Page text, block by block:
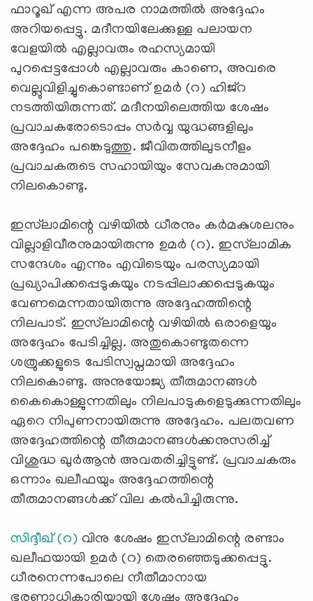
ഫാറൂഖ് എന്ന അപര നാമത്തില്‍ അദ്ദേഹം
അറിയപ്പെട്ടു. മദീനയിലേക്കുള്ള പലായന
വേളയില്‍ എല്ലാവരും രഹസ്യമായി
പുറപ്പെട്ടപ്പോള്‍ എല്ലാവരും കാണെ, അവരെ
വെല്ലുവിളിച്ചുകൊണ്ടാണ് ഉമര്‍ (റ) ഹിജ്‌റ
നടത്തിയിരുന്നത്. മദീനയിലെത്തിയ ശേഷം
പ്രവാചകരോടൊപ്പം സര്‍വ്വ യുദ്ധങ്ങളിലും
അദ്ദേഹം പങ്കെടുത്തു. ജീവിതത്തിലുടനീളം
പ്രവാചകരുടെ സഹായിയും സേവകനുമായി
നിലകൊണ്ടു.
ഇസ്‌ലാമിന്റെ വഴിയില്‍ ധീരനും കര്‍മകുശലനും
വില്ലാളിവീരനുമായിരുന്നു ഉമര്‍ (റ). ഇസ്‌ലാമിക
സന്ദേശം എന്നും എവിടെയും പരസ്യമായി
പ്രഖ്യാപിക്കപ്പെടുകയും നടപ്പിലാക്കപ്പെടുകയും
വേണമെന്നതായിരുന്നു അദ്ദേഹത്തിന്റെ
നിലപാട്. ഇസ്‌ലാമിന്റെ വഴിയില്‍ ഒരാളെയും
അദ്ദേഹം പേടിച്ചില്ല. അതുകൊണ്ടുതന്നെ
ശത്രുക്കളുടെ പേടിസ്വപ്നമായി അദ്ദേഹം
നിലകൊണ്ടു. അനുയോജ്യ തീരുമാനങ്ങള്‍
കൈകൊള്ളുന്നതിലും നിലപാടുകളെടുക്കുന്നതിലും
ഏറെ നിപുണനായിരുന്നു അദ്ദേഹം. പലതവണ
അദ്ദേഹത്തിന്റെ തീരുമാനങ്ങള്‍ക്കനുസരിച്ച്
വിശുദ്ധ ഖുര്‍ആന്‍ അവതരിച്ചിട്ടുണ്ട്. പ്രവാചകരും
ഒന്നാം ഖലീഫയും അദ്ദേഹത്തിന്റെ
തീരുമാനങ്ങള്‍ക്ക് വില കല്‍പിച്ചിരുന്നു.
സിദ്ദീഖ് (റ) വിനു ശേഷം ഇസ്‌ലാമിന്റെ രണ്ടാം
ഖലീഫയായി ഉമര്‍ (റ) തെരഞ്ഞെടുക്കപ്പെട്ടു.
ധീരനെന്നപോലെ നീതീമാനായ